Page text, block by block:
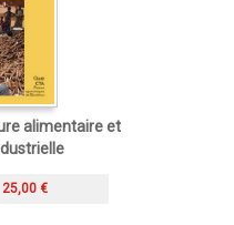
alimentaire et
25,00 €